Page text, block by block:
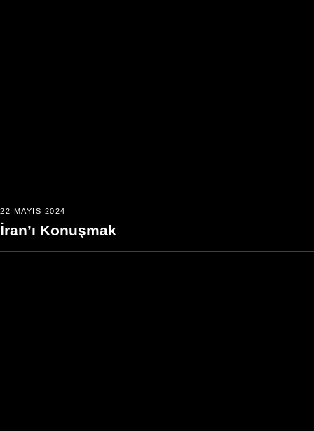
22 MAYIS 2024
İran’ı Konuşmak